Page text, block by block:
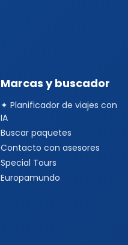
Marcas y buscador
✦ Planificador de viajes con
IA
Buscar paquetes
Contacto con asesores
Special Tours
Europamundo